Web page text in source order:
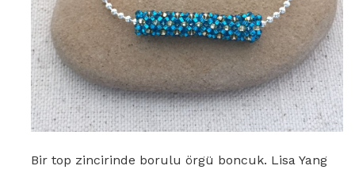
Bir top zincirinde borulu örgü boncuk. Lisa Yang